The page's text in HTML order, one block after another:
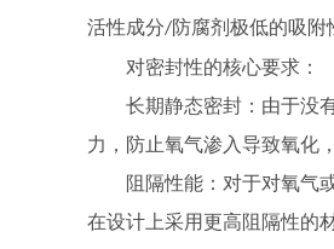
活性成分/防腐剂极低的吸附
对密封性的核心要求：
长期静态密封：由于没
力，防止氧气渗入导致氧化
阻隔性能：对于对氧气
在设计上采用更高阻隔性的